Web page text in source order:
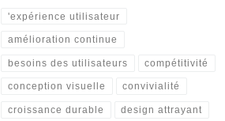
'expérience utilisateur
amélioration continue
besoins des utilisateurs compétitivité
conception visuelle convivialité
croissance durable design attrayant